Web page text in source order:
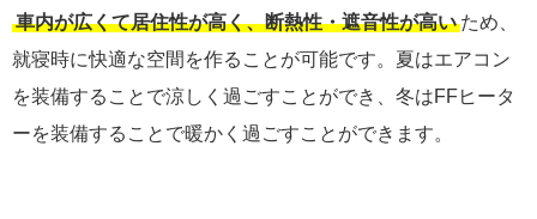
車内が広くて居住性が高く、断熱性・遮音性が高い ため、
就寝時に快適な空間を作ることが可能です。夏はエアコン
を装備することで涼しく過ごすことができ、冬はFFヒータ
ーを装備することで暖かく過ごすことができます。